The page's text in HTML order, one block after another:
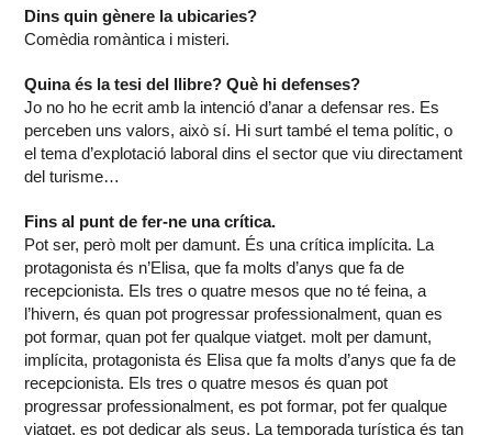
Dins quin gènere la ubicaries?
Comèdia romàntica i misteri.
Quina és la tesi del llibre? Què hi defenses?
Jo no ho he ecrit amb la intenció d’anar a defensar res. Es
perceben uns valors, això sí. Hi surt també el tema polític, o
el tema d’explotació laboral dins el sector que viu directament
del turisme…
Fins al punt de fer-ne una crítica.
Pot ser, però molt per damunt. És una crítica implícita. La
protagonista és n’Elisa, que fa molts d’anys que fa de
recepcionista. Els tres o quatre mesos que no té feina, a
l’hivern, és quan pot progressar professionalment, quan es
pot formar, quan pot fer qualque viatget. molt per damunt,
implícita, protagonista és Elisa que fa molts d’anys que fa de
recepcionista. Els tres o quatre mesos és quan pot
progressar professionalment, es pot formar, pot fer qualque
viatget, es pot dedicar als seus. La temporada turística és tan